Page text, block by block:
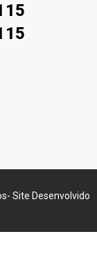
Site Desenvolvido